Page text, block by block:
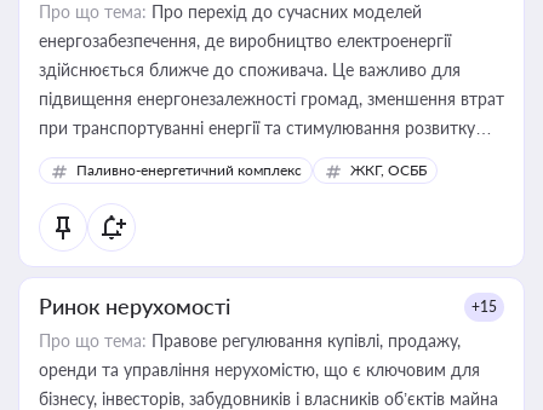
Про що тема: Про перехід до сучасних моделей
енергозабезпечення, де виробництво електроенергії
здійснюється ближче до споживача. Це важливо для
підвищення енергонезалежності громад, зменшення втрат
при транспортуванні енергії та стимулювання розвитку
відновлюваних джерел
Паливно-енергетичний комплекс ЖКГ, ОСББ
Ринок нерухомості +15
Про що тема: Правове регулювання купівлі, продажу,
оренди та управління нерухомістю, що є ключовим для
бізнесу, інвесторів, забудовників і власників об’єктів майна